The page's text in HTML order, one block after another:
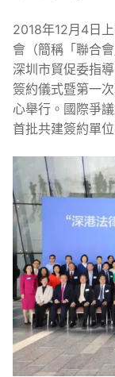
2018年12月4日
會（簡稱「聯合
深圳市貿促委指
簽約儀式暨第一
心舉行。國際爭
首批共建簽約單